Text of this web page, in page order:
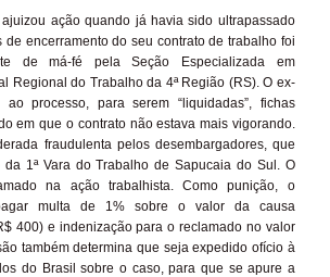
ação quando já havia sido ultrapassado
encerramento do seu contrato de trabalho foi
de má-fé pela Seção Especializada em
Regional do Trabalho da 4ª Região (RS). O ex-
ao processo, para serem “liquidadas”, fichas
em que o contrato não estava mais vigorando.
fraudulenta pelos desembargadores, que
da 1ª Vara do Trabalho de Sapucaia do Sul. O
na ação trabalhista. Como punição, o
multa de 1% sobre o valor da causa
400) e indenização para o reclamado no valor
também determina que seja expedido ofício à
do Brasil sobre o caso, para que se apure a